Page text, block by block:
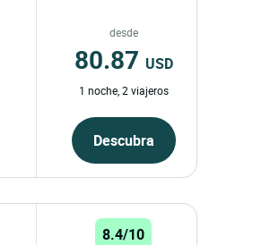
desde
80.87 USD
1 noche, 2 viajeros
Descubra
8.4/10